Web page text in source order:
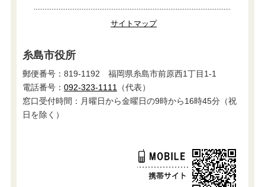
サイトマップ
糸島市役所
郵便番号：819-1192 福岡県糸島市前原西1丁目1-1
電話番号： 092-323-1111
（代表）
窓口受付時間：月曜日から金曜日の9時から16時45分（祝
日を除く）